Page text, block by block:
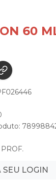
60
SEU LOGIN